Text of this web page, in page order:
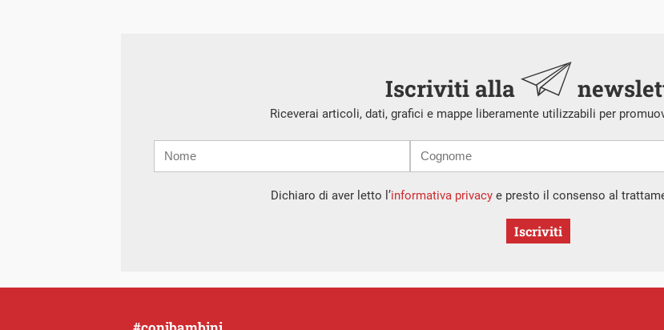
Iscriviti alla
Riceverai articoli, dati, grafici e mappe liberamente utilizzabili per
mail
Dichiaro di aver letto l’informativa privacye presto il consenso al
Iscriviti